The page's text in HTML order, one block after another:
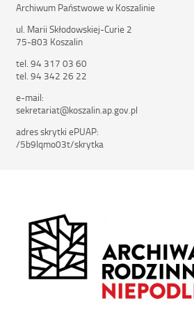
Archiwum Państwowe w Koszalinie
ul. Marii Skłodowskiej-Curie 2
75-803 Koszalin
tel. 94 317 03 60
tel. 94 342 26 22
e-mail:
sekretariat@koszalin.ap.gov.pl
adres skrytki ePUAP:
/5b9lqmo03t/skrytka